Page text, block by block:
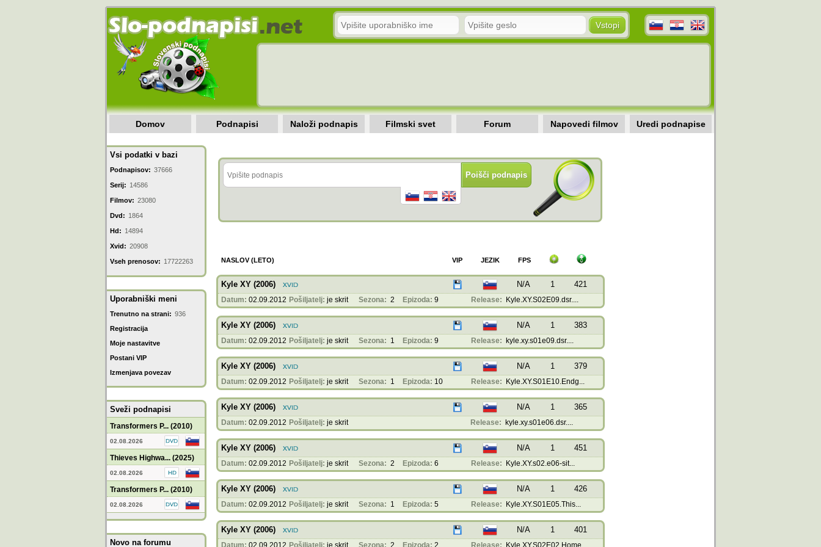
Domov Podnapisi Naloži podnapis Filmski svet Forum Napovedi filmov Uredi podnapise
Vsi podatki v bazi
Podnapisov: 37666
Serij: 14586
Filmov: 23080
Dvd: 1864
Hd: 14894
Xvid: 20908
Vseh prenosov: 17722263
Uporabniški meni
Trenutno na strani: 936
Registracija
Moje nastavitve
Postani VIP
Izmenjava povezav
Sveži podnapisi
Transformers P... (2010)
02.08.2026
Thieves Highwa... (2025)
02.08.2026
Transformers P... (2010)
02.08.2026
Novo na forumu
NASLOV (LETO) FPS
JEZIK
VIP
Kyle XY (2006) N/A 1 421
Datum: 02.09.2012 Pošiljatelj: je skrit Sezona: 2 Epizoda: 9 Release: Kyle.XY.S02E09.dsr....
Kyle XY (2006) N/A 1 383
Datum: 02.09.2012 Pošiljatelj: je skrit Sezona: 1 Epizoda: 9 Release: kyle.xy.s01e09.dsr....
Kyle XY (2006) N/A 1 379
Datum: 02.09.2012 Pošiljatelj: je skrit Sezona: 1 Epizoda: 10 Release: Kyle.XY.S01E10.Endg...
Kyle XY (2006) N/A 1 365
Datum: 02.09.2012 Pošiljatelj: je skrit Release: kyle.xy.s01e06.dsr....
Kyle XY (2006) N/A 1 451
Datum: 02.09.2012 Pošiljatelj: je skrit Sezona: 2 Epizoda: 6 Release: Kyle.XY.s02.e06-sit...
Kyle XY (2006) N/A 1 426
Datum: 02.09.2012 Pošiljatelj: je skrit Sezona: 1 Epizoda: 5 Release: Kyle.XY.S01E05.This...
Kyle XY (2006) N/A 1 401
Datum: 02.09.2012 Pošiljatelj: je skrit Sezona: 2 Epizoda: 2 Release: Kyle.XY.S02E02.Home...